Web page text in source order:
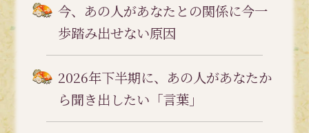
今、あの人があなたとの関係に今一
歩踏み出せない原因
2026年下半期に、あの人があなたか
ら聞き出したい「言葉」